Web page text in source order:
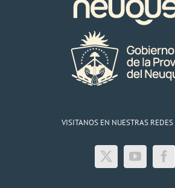
VISITANOS EN NUESTRAS